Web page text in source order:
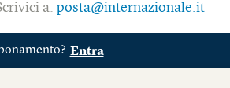
a:posta@internazionale.it